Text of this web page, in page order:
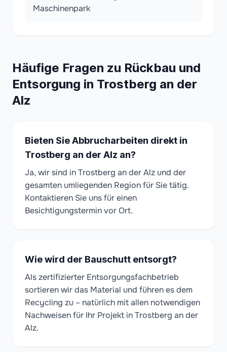
Maschinenpark
Häufige Fragen zu Rückbau und
Entsorgung in Trostberg an der
Alz
Bieten Sie Abbrucharbeiten direkt in
Trostberg an der Alz an?
Ja, wir sind in Trostberg an der Alz und der
gesamten umliegenden Region für Sie tätig.
Kontaktieren Sie uns für einen
Besichtigungstermin vor Ort.
Wie wird der Bauschutt entsorgt?
Als zertifizierter Entsorgungsfachbetrieb
sortieren wir das Material und führen es dem
Recycling zu – natürlich mit allen notwendigen
Nachweisen für Ihr Projekt in Trostberg an der
Alz.